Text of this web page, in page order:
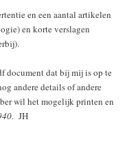
en een aantal artikelen
en korte verslagen
document dat bij mij is op te
andere details of andere
wil het mogelijk printen en
. JH